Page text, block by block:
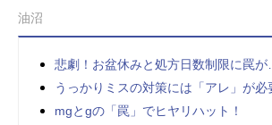
油沼
悲劇！お盆休みと処方日数制限に罠が
うっかりミスの対策には「アレ」が必
mgとgの「罠」でヒヤリハット！